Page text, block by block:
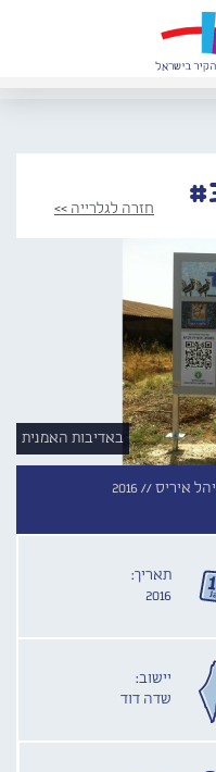
חזרה לגלרייה >>
באדיבות האמנית
יהל איריס //2016
תאריך:
2016
יישוב:
שדה דוד